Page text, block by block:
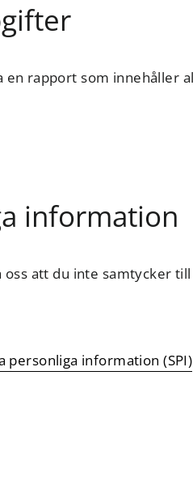
en rapport som innehåller
information
att du inte samtycker
personliga information (SPI)